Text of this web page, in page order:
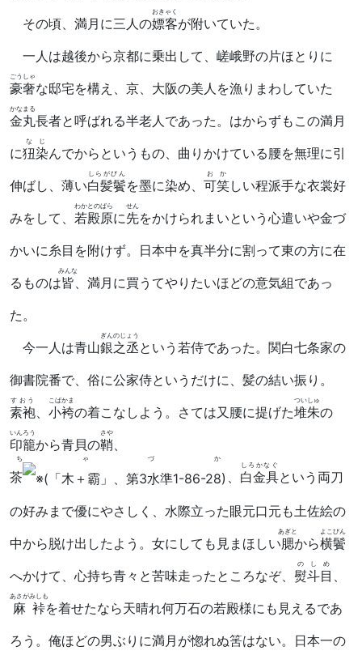
その頃、満月に三人の嫖客
おきゃく
が附いていた。
一人は越後から京都に乗出して、嵯峨野の片ほとりに
豪奢
ごうしゃ
な邸宅を構え、京、大阪の美人を漁りまわしていた
金丸
かなまる
長者と呼ばれる半老人であった。はからずもこの満月
に狃染
なじ
んでからというもの、曲りかけている腰を無理に引
伸ばし、薄い白髪鬢
しらがびん
を墨に染め、 可笑
おか
しい程派手な衣裳好
みをして、 若殿原
わかとのばら
に先
せん
をかけられまいという心遣いや金づ
かいに糸目を附けず。日本中を真半分に割って東の方に在
るものは皆
みんな
、満月に買うてやりたいほどの意気組であっ
た。
今一人は青山銀之丞
ぎんのじょう
という若侍であった。関白七条家の
御書院番で、俗に公家侍というだけに、髪の結い振り。
素袍
すおう
、 小袴
こばかま
の着こなしよう。さては又腰に提げた堆朱
ついしゅ
の
印籠
いんろう
から青貝の鞘
さや
、
茶
ちゃづか
、 白金具
しろかなぐ
という両刀
の好みまで優にやさしく、水際立った眼元口元も土佐絵の
中から脱け出したよう。女にしても見まほしい腮
あぎと
から横鬢
よこびん
へかけて、心持ち青々と苦味走ったところなぞ、 熨斗目
のしめ
麻裃
あさがみしも
を着せたなら天晴れ何万石の若殿様にも見えるであ
ろう。俺ほどの男ぶりに満月が惚れぬ筈はない。日本一の